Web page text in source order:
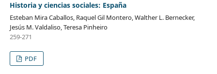
Historia y ciencias sociales: España
Esteban Mira Caballos, Raquel Gil Montero, Walther L. Bernecker,
Jesús M. Valdaliso, Teresa Pinheiro
259-271
PDF